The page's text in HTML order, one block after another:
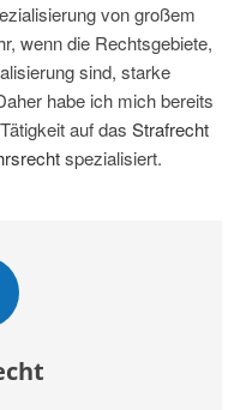
von großem
wenn die Rechtsgebiete,
sind, starke
habe ich mich bereits
auf das Strafrecht
spezialisiert.